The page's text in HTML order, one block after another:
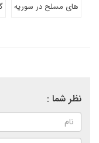
های مسلح در سوریه
نظر شما :